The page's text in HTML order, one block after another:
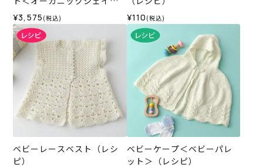
1IV＞（編み物 材料セット）
¥3,575 (税込) ¥110 (税込)
ベビーレースベスト（レシ
ピ）
ベビーケープ＜ベビーパレ
ット＞（レシピ）